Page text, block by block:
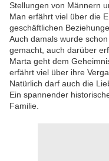
Stellungen von Männern
Man erfährt viel über die
geschäftlichen
Auch damals wurde
gemacht, auch darüber
Marta geht dem
erfährt viel über ihre
Natürlich darf auch die
Ein spannender
Familie.